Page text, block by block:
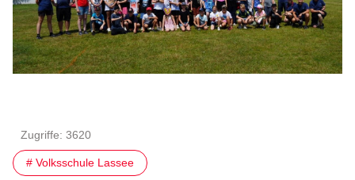
Zugriffe: 3620
# Volksschule Lassee